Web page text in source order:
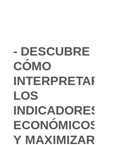
- DESCUBRE
CÓMO
INTERPRETAR
LOS
INDICADORES
ECONÓMICOS
Y MAXIMIZAR